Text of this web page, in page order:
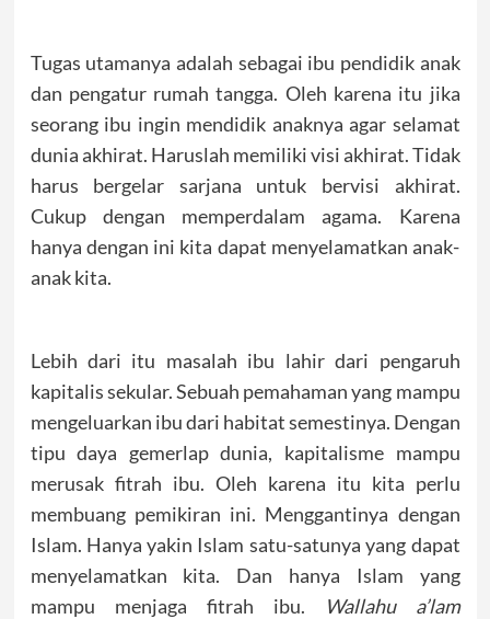
Tugas utamanya adalah sebagai ibu pendidik anak
dan pengatur rumah tangga. Oleh karena itu jika
seorang ibu ingin mendidik anaknya agar selamat
dunia akhirat. Haruslah memiliki visi akhirat. Tidak
harus bergelar sarjana untuk bervisi akhirat.
Cukup dengan memperdalam agama. Karena
hanya dengan ini kita dapat menyelamatkan anak-
anak kita.
Lebih dari itu masalah ibu lahir dari pengaruh
kapitalis sekular. Sebuah pemahaman yang mampu
mengeluarkan ibu dari habitat semestinya. Dengan
tipu daya gemerlap dunia, kapitalisme mampu
merusak fitrah ibu. Oleh karena itu kita perlu
membuang pemikiran ini. Menggantinya dengan
Islam. Hanya yakin Islam satu-satunya yang dapat
menyelamatkan kita. Dan hanya Islam yang
mampu menjaga fitrah ibu.
Wallahu a’lam